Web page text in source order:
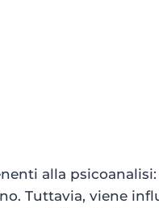
alla psicoanalisi:
Tuttavia, viene